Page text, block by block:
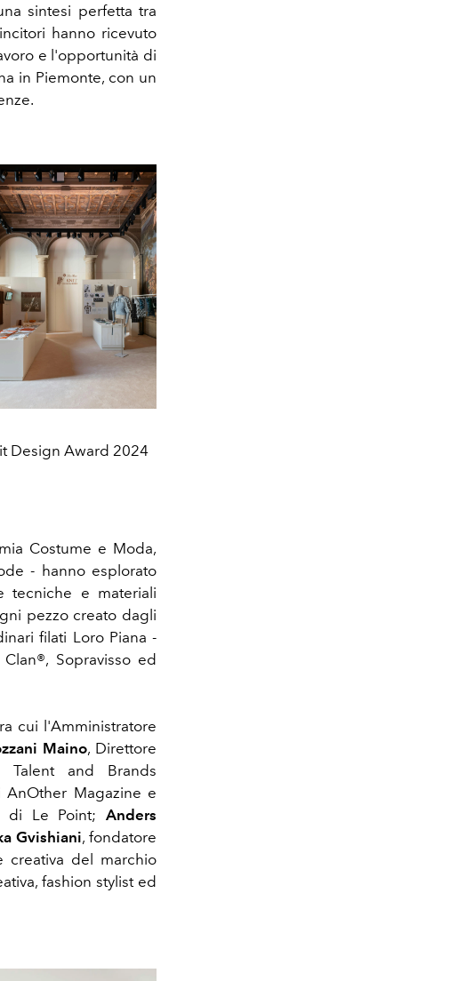
sintesi perfetta tra
hanno ricevuto
e l'opportunità di
in Piemonte, con un
Design Award 2024
Costume e Moda,
- hanno esplorato
tecniche e materiali
pezzo creato dagli
filati Loro Piana -
Sopravisso ed
cui l'Amministratore
Maino, Direttore
Talent and Brands
Magazine e
di Le Point;Anders
Gvishiani, fondatore
creativa del marchio
fashion stylist ed